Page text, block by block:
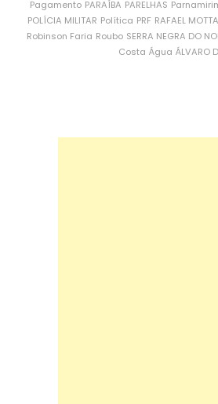
Pagamento PARAÍBA PARELHAS
POLÍCIA MILITAR Política PRF RAFAEL MOTTA
Robinson Faria Roubo SERRA NEGRA DO
Costa Água ÁLVARO